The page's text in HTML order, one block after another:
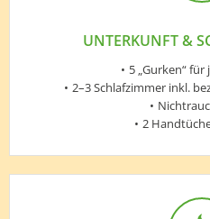
UNTERKUNFT &
5 „Gurken“ für
2–3 Schlafzimmer inkl.
2